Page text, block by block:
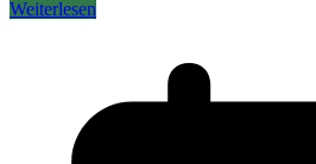
Weiterlesen